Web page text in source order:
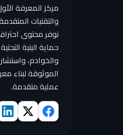
مركز المعرفة
والتقنيات
نوفر محتوى
حماية البنية
والخوادم،
الموثوقة لبناء
عملية متقدمة.